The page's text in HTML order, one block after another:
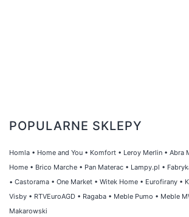
POPULARNE SKLEPY
Homla • Home and You • Komfort • Leroy Merlin • Abra
Home • Brico Marche • Pan Materac • Lampy.pl •
• Castorama • One Market • Witek Home • Eurofirany •
Visby • RTVEuroAGD • Ragaba • Meble Pumo • Meble
Makarowski